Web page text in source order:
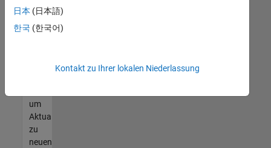
entsprechen,
werden
unseres
um
Aktualisierungen
zu
neuen
日本 (日本語)
한국 (한국어)
Kontakt zu Ihrer lokalen Niederlassung